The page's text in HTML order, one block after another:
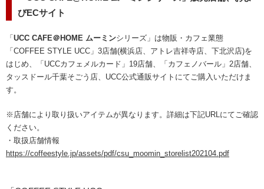
びECサイト
「 UCC CAFE＠HOME ムーミンシリーズ」は物販・カフェ業態
「COFFEE STYLE UCC」3店舗(横浜店、アトレ吉祥寺店、下北沢店)を
はじめ、「UCCカフェメルカード」19店舗、「カフェノバール」2店舗、
タッスドール千葉そごう店、UCC公式通販サイトにてご購入いただけま
す。
※店舗により取り扱いアイテムが異なります。詳細は下記URLにてご確認
ください。
・取扱店舗情報
https://coffeestyle.jp/assets/pdf/csu_moomin_storelist202104.pdf